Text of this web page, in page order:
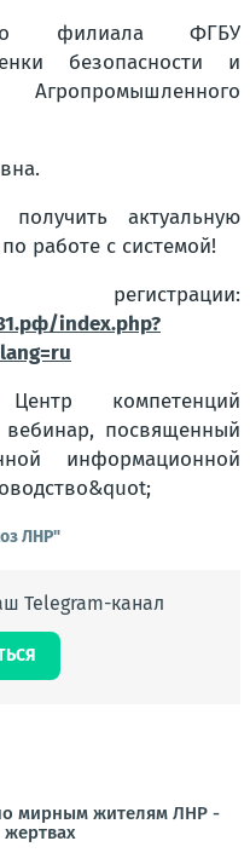
филиала ФГБУ
безопасности и
актуальную
работе с системой!
index.php?
ЛНР"
Telegram-канал
мирным жителям ЛНР -